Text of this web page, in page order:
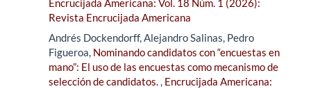
Encrucijada Americana: Vol. 18 Núm. 1 (2026):
Revista Encrucijada Americana
Andrés Dockendorff, Alejandro Salinas, Pedro
Figueroa, Nominando candidatos con “encuestas en
mano”: El uso de las encuestas como mecanismo de
selección de candidatos., Encrucijada Americana: